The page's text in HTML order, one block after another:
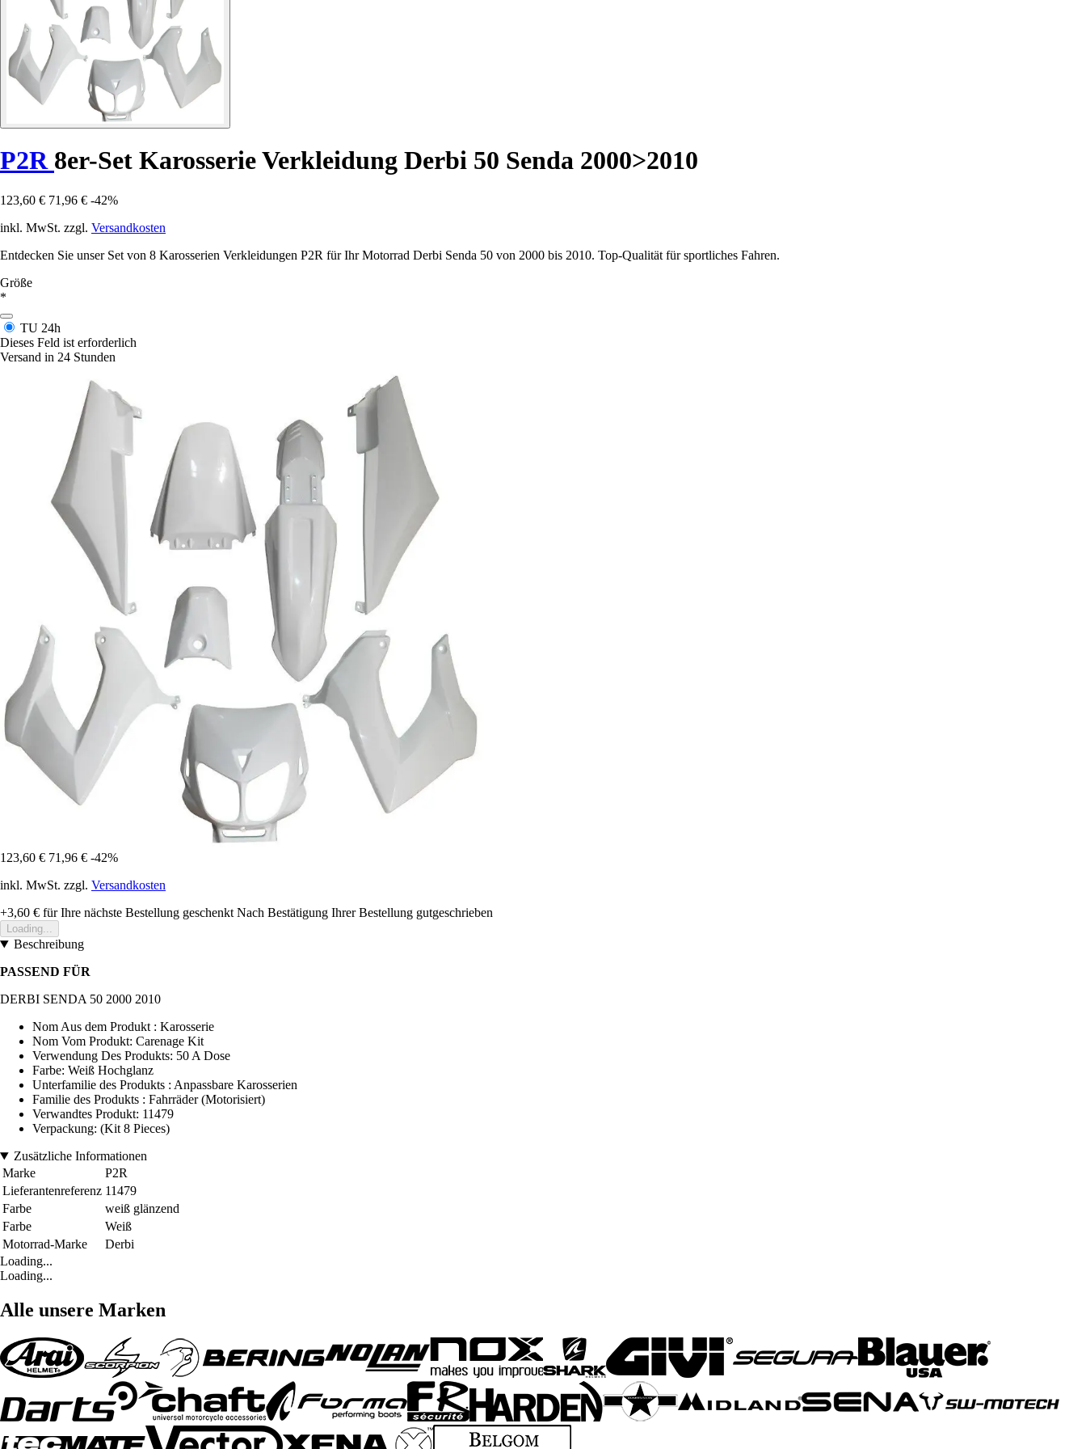
P2R 8er-Set Karosserie Verkleidung Derbi 50 Senda 2000>2010
123,60 € 71,96 € -42%
inkl. MwSt. zzgl. Versandkosten
Entdecken Sie unser Set von 8 Karosserien Verkleidungen P2R für Ihr Motorrad Derbi Senda 50 von 2000 bis 2010. Top-Qualität für sportliches Fahren.
Größe
*
TU 24h
Dieses Feld ist erforderlich
Versand in 24 Stunden
123,60 € 71,96 € -42%
inkl. MwSt. zzgl. Versandkosten
+3,60 € für Ihre nächste Bestellung geschenkt Nach Bestätigung Ihrer Bestellung gutgeschrieben
Loading...
Beschreibung
PASSEND FÜR
DERBI SENDA 50 2000 2010
Nom Aus dem Produkt : Karosserie
Nom Vom Produkt: Carenage Kit
Verwendung Des Produkts: 50 A Dose
Farbe: Weiß Hochglanz
Unterfamilie des Produkts : Anpassbare Karosserien
Familie des Produkts : Fahrräder (Motorisiert)
Verwandtes Produkt: 11479
Verpackung: (Kit 8 Pieces)
Zusätzliche Informationen
Marke
P2R
Lieferantenreferenz 11479
Farbe
weiß glänzend
Farbe
Weiß
Motorrad-Marke
Derbi
Loading...
Loading...
Alle unsere Marken